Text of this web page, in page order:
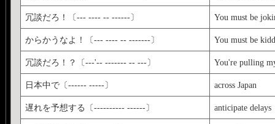
冗談だろ！〔--- ---- -- ------〕 You must be
からかうなよ！〔--- ---- -- -------〕 You must be
冗談だろ！？〔---'-- ------- -- ---〕 You're pulling
日本中で〔------ -----〕 across Japan
遅れを予想する〔---------- ------〕 anticipate delays